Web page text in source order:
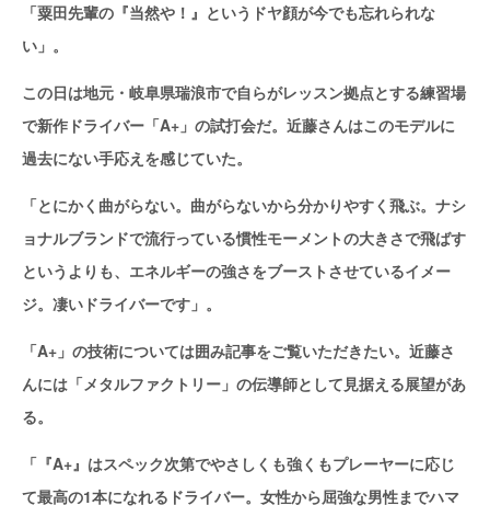
「粟田先輩の『当然や！』というドヤ顔が今でも忘れられな
い」。
この日は地元・岐阜県瑞浪市で自らがレッスン拠点とする練習場
で新作ドライバー「A+」の試打会だ。近藤さんはこのモデルに
過去にない手応えを感じていた。
「とにかく曲がらない。曲がらないから分かりやすく飛ぶ。ナシ
ョナルブランドで流行っている慣性モーメントの大きさで飛ばす
というよりも、エネルギーの強さをブーストさせているイメー
ジ。凄いドライバーです」。
「A+」の技術については囲み記事をご覧いただきたい。近藤さ
んには「メタルファクトリー」の伝導師として見据える展望があ
る。
「『A+』はスペック次第でやさしくも強くもプレーヤーに応じ
て最高の1本になれるドライバー。女性から屈強な男性までハマ